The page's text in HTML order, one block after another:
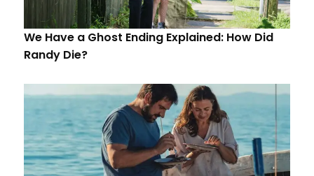
We Have a Ghost Ending Explained: How Did
Randy Die?